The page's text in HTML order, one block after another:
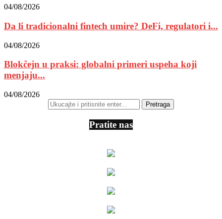
04/08/2026
Da li tradicionalni fintech umire? DeFi, regulatori i...
04/08/2026
Blokčejn u praksi: globalni primeri uspeha koji
menjaju...
04/08/2026
Pratite nas